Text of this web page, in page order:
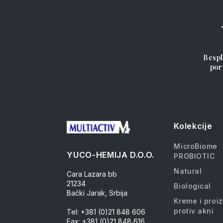
YUCO-HEMIJA D.O.O.
Cara Lazara bb
21234
Bački Jarak, Srbija
Tel: +381 (0)21 848 606
Fax: +381 (0)21 848 616
Kolekcije
MicroBiome
PROBIOTIC
Natural
Biological
Kreme i
protiv akni